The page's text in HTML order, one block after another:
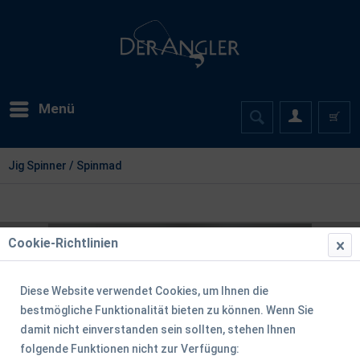
Menü
Jig Spinner / Spinmad
Cookie-Richtlinien
Diese Website verwendet Cookies, um Ihnen die
bestmögliche Funktionalität bieten zu können. Wenn Sie
damit nicht einverstanden sein sollten, stehen Ihnen
folgende Funktionen nicht zur Verfügung: